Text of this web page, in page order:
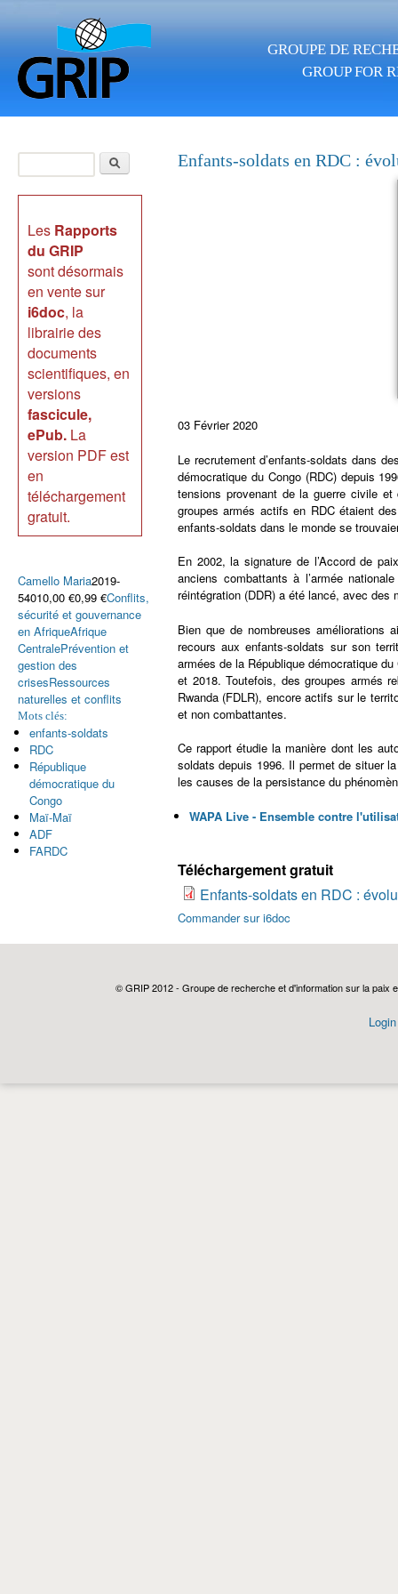
GROUPE DE
GROUP FOR
Enfants-soldats en RDC :
03 Février 2020
Le recrutement d’enfants-soldats dans
démocratique du Congo (RDC) depuis
tensions provenant de la guerre civile
groupes armés actifs en RDC étaient
enfants-soldats dans le monde se
En 2002, la signature de l’Accord de
anciens combattants à l’armée
réintégration (DDR) a été lancé, avec
Bien que de nombreuses améliorations
recours aux enfants-soldats sur son
armées de la République démocratique
et 2018. Toutefois, des groupes armés
Rwanda (FDLR), encore actifs sur le
et non combattantes.
Ce rapport étudie la manière dont les
soldats depuis 1996. Il permet de situer
les causes de la persistance du
WAPA Live - Ensemble contre
Téléchargement gratuit
Enfants-soldats en RDC :
Commander sur i6doc
Formulaire de
recherche
Les Rapports
du GRIP
sont désormais
en vente sur
i6doc, la
librairie des
documents
scientifiques, en
versions
fascicule,
ePub. La
version PDF est
en
téléchargement
gratuit.
Camello Maria2019-
54010,00 €0,99 €Conflits,
sécurité et gouvernance
en AfriqueAfrique
CentralePrévention et
gestion des
crisesRessources
naturelles et conflits
Mots clés:
enfants-soldats
RDC
République
démocratique du
Congo
Maï-Maï
ADF
FARDC
© GRIP 2012 - Groupe de recherche et d'information sur la paix
Login